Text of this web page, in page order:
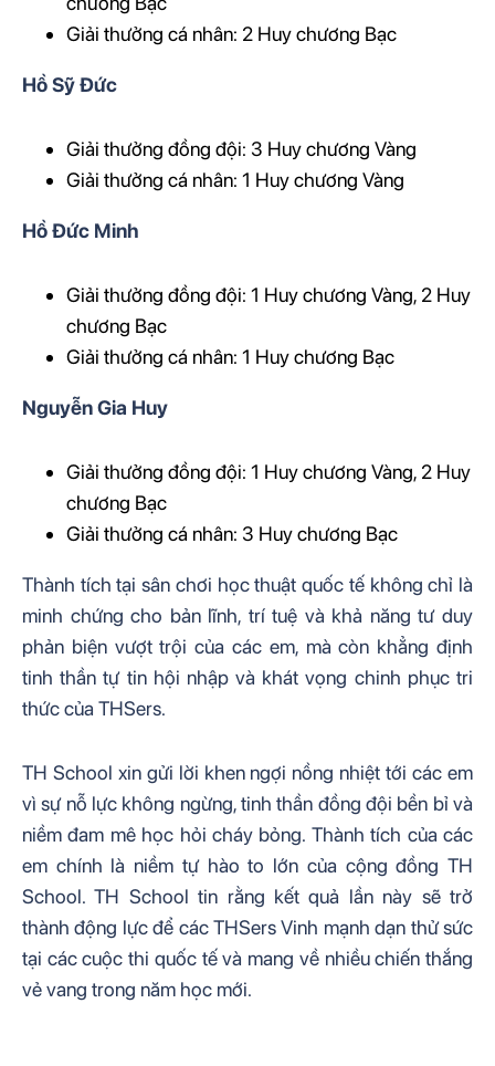
Giải thưởng cá nhân: 2 Huy chương Bạc
Hồ Sỹ Đức
Giải thưởng đồng đội: 3 Huy chương Vàng
Giải thưởng cá nhân: 1 Huy chương Vàng
Hồ Đức Minh
Giải thưởng đồng đội: 1 Huy chương Vàng, 2 Huy
chương Bạc
Giải thưởng cá nhân: 1 Huy chương Bạc
Nguyễn Gia Huy
Giải thưởng đồng đội: 1 Huy chương Vàng, 2 Huy
chương Bạc
Giải thưởng cá nhân: 3 Huy chương Bạc
Thành tích tại sân chơi học thuật quốc tế không chỉ là
minh chứng cho bản lĩnh, trí tuệ và khả năng tư duy
phản biện vượt trội của các em, mà còn khẳng định
tinh thần tự tin hội nhập và khát vọng chinh phục tri
thức của THSers.
TH School xin gửi lời khen ngợi nồng nhiệt tới các em
vì sự nỗ lực không ngừng, tinh thần đồng đội bền bỉ và
niềm đam mê học hỏi cháy bỏng. Thành tích của các
em chính là niềm tự hào to lớn của cộng đồng TH
School. TH School tin rằng kết quả lần này sẽ trở
thành động lực để các THSers Vinh mạnh dạn thử sức
tại các cuộc thi quốc tế và mang về nhiều chiến thắng
vẻ vang trong năm học mới.